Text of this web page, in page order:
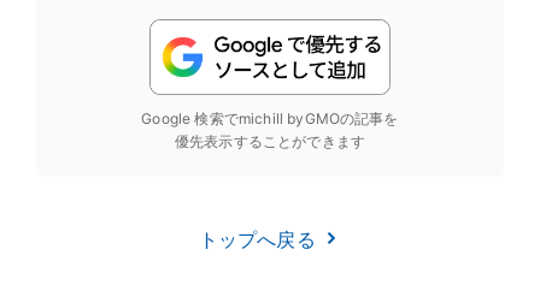
Google 検索でmichill byGMOの記事を
優先表示することができます
トップへ戻る